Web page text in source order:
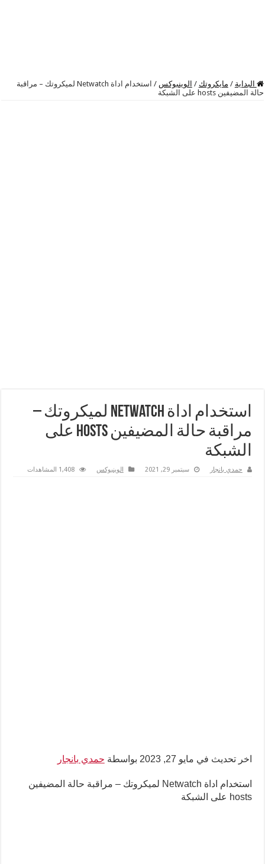
البداية / مايكروتك / الوينبوكس /
استخدام اداة Netwatch لميكروتك – مراقبة
حالة المضيفين hosts على الشبكة
استخدام اداة Netwatch لميكروتك –
مراقبة حالة المضيفين hosts على
الشبكة
حمدي بانجار سبتمبر 29, 2021 الوينبوكس 1,408 المشاهدات
اخر تحديث في مايو 27, 2023 بواسطة حمدي بانجار
استخدام اداة Netwatch لميكروتك – مراقبة حالة المضيفين
hosts على الشبكة